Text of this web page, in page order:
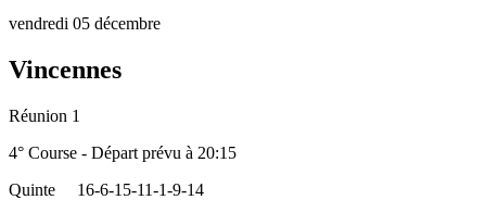
vendredi 05 décembre
Vincennes
Réunion 1
4° Course - Départ prévu à 20:15
Quinte
16-6-15-11-1-9-14